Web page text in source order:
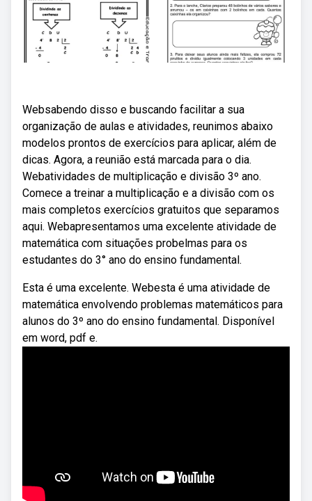
Websabendo disso e buscando facilitar a sua
organização de aulas e atividades, reunimos abaixo
modelos prontos de exercícios para aplicar, além de
dicas. Agora, a reunião está marcada para o dia.
Webatividades de multiplicação e divisão 3º ano.
Comece a treinar a multiplicação e a divisão com os
mais completos exercícios gratuitos que separamos
aqui. Webapresentamos uma excelente atividade de
matemática com situações probelmas para os
estudantes do 3° ano do ensino fundamental.
Esta é uma excelente. Webesta é uma atividade de
matemática envolvendo problemas matemáticos para
alunos do 3º ano do ensino fundamental. Disponível
em word, pdf e.